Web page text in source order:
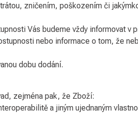
zničením, poškozením či
Vás budeme vždy informovat v
nebo informace o tom, že
dobu dodání.
zejména pak, že Zboží:
a jiným ujednaným